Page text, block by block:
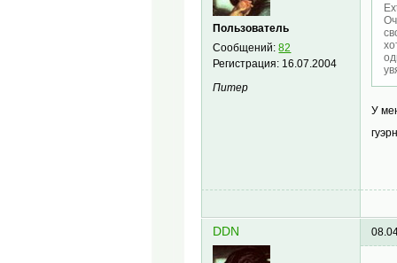
Пользователь
Сообщений:82
Регистрация: 16.07.2004
Питер
У
DDN